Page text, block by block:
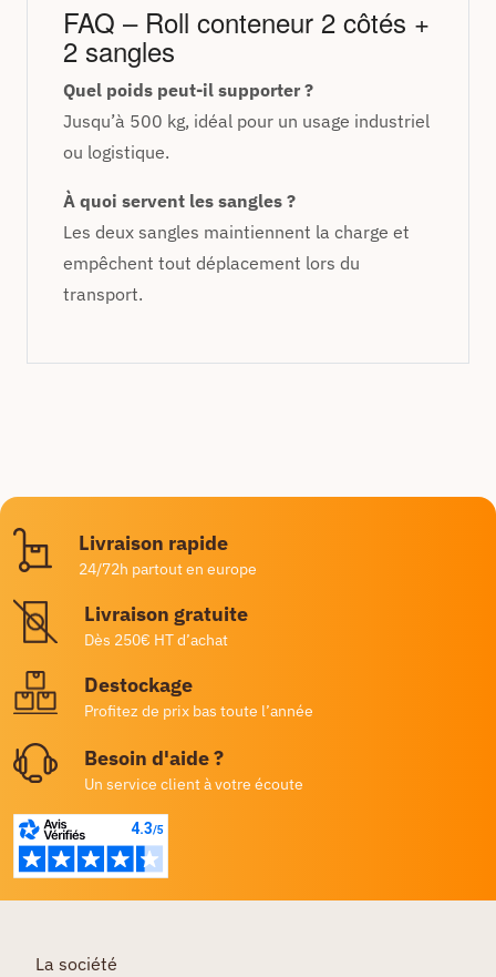
FAQ – Roll conteneur 2 côtés +
2 sangles
Quel poids peut-il supporter ?
Jusqu’à 500 kg, idéal pour un usage industriel
ou logistique.
À quoi servent les sangles ?
Les deux sangles maintiennent la charge et
empêchent tout déplacement lors du
transport.
Livraison rapide
24/72h partout en europe
Livraison gratuite
Dès 250€ HT d’achat
Destockage
Profitez de prix bas toute l’année
Besoin d'aide ?
Un service client à votre écoute
La société